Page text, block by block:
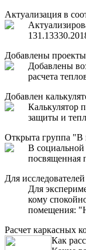
Актуализация в
Добавлены проекты
Добавлены
расчета
Добавлен
Калькулятор
защиты и
Открыта группа "В
В социальной
посвященная
Для
Для
кому
помещения:
Расчет каркасных
Как